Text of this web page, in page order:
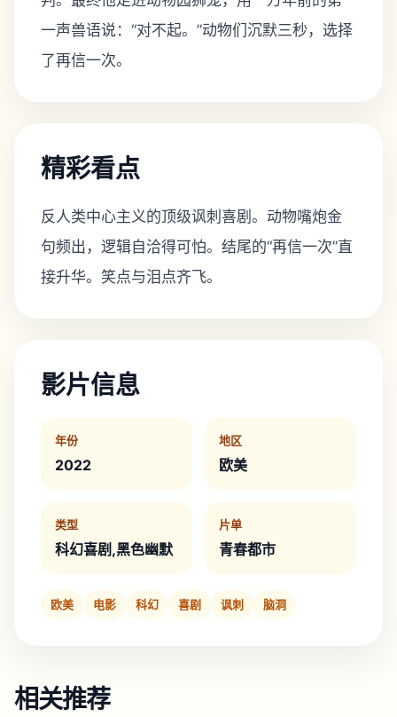
一声兽语说：“对不起。”动物们沉默三秒，选择
了再信一次。
精彩看点
反人类中心主义的顶级讽刺喜剧。动物嘴炮金
句频出，逻辑自洽得可怕。结尾的“再信一次”直
接升华。笑点与泪点齐飞。
影片信息
年份
2022
地区
欧美
类型
科幻喜剧,黑色幽默
片单
青春都市
欧美 电影 科幻 喜剧 讽刺 脑洞
相关推荐